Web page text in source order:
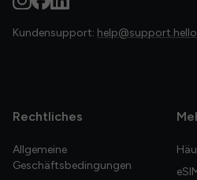
Kundensupport:
Rechtliches
Allgemeine
Geschäftsbedingungen